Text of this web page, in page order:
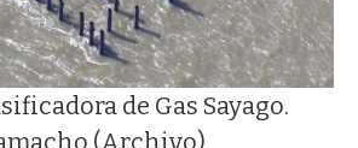
de Gas Sayago.
(Archivo)